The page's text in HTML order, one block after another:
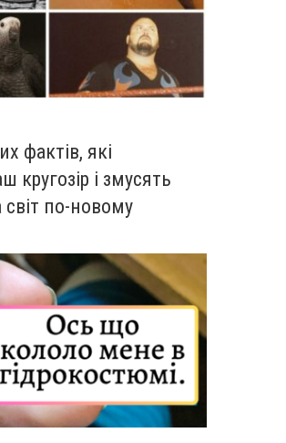
фактів, які
кругозір і змусять
по-новому